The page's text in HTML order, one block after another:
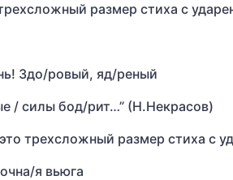
размер стиха с
Здо/ровый, яд/реный
/ силы бод/рит…” (Н.Некрасов)
трехсложный размер стиха с
я вьюга